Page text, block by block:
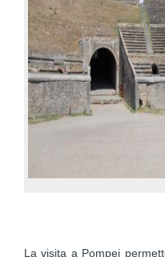
La visita a Pompei